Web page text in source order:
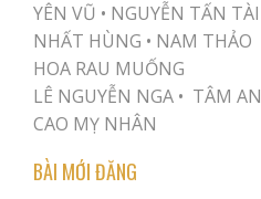
YÊN VŨ • NGUYỄN TẤN TÀI
NHẤT HÙNG • NAM THẢO
HOA RAU MUỐNG
LÊ NGUYỄN NGA • TÂM AN
CAO MỴ NHÂN
BÀI MỚI ĐĂNG